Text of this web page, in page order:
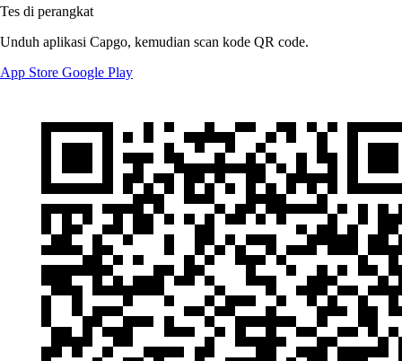
Tes di perangkat
Unduh aplikasi Capgo, kemudian scan kode QR code.
App Store Google Play